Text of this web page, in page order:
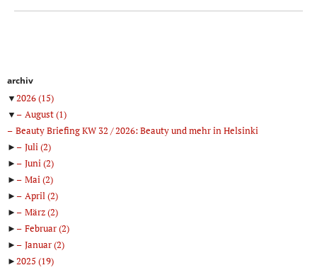
archiv
▼2026(15)
▼
August(1)
Beauty Briefing KW 32 / 2026: Beauty und mehr in Helsinki
►
Juli(2)
►
Juni(2)
►
Mai(2)
►
April(2)
►
März(2)
►
Februar(2)
►
Januar(2)
►2025 (19)